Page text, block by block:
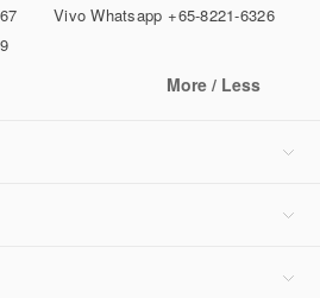
Vivo Whatsapp +65-8221-6326
More / Less